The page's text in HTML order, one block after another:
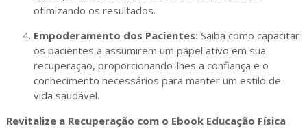
otimizando os resultados.
Empoderamento dos Pacientes:Saiba como capacitar
os pacientes a assumirem um papel ativo em sua
recuperação, proporcionando-lhes a confiança e o
conhecimento necessários para manter um estilo de
vida saudável.
Revitalize a Recuperação com o Ebook Educação Física